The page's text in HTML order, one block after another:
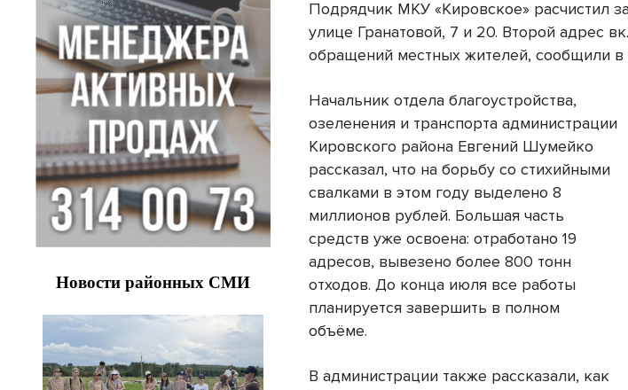
Подрядчик МКУ «Кировское» расчистил
улице Гранатовой, 7 и 20. Второй адрес
обращений местных жителей, сообщили
Начальник отдела благоустройства,
озеленения и транспорта администрации
Кировского района Евгений Шумейко
рассказал, что на борьбу со стихийными
свалками в этом году выделено 8
миллионов рублей. Большая часть
средств уже освоена: отработано 19
адресов, вывезено более 800 тонн
отходов. До конца июля все работы
планируется завершить в полном
объёме.
В администрации также рассказали, как